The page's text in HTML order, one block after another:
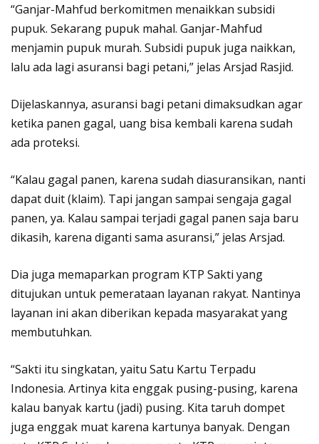
“Ganjar-Mahfud berkomitmen menaikkan subsidi
pupuk. Sekarang pupuk mahal. Ganjar-Mahfud
menjamin pupuk murah. Subsidi pupuk juga naikkan,
lalu ada lagi asuransi bagi petani,” jelas Arsjad Rasjid.
Dijelaskannya, asuransi bagi petani dimaksudkan agar
ketika panen gagal, uang bisa kembali karena sudah
ada proteksi.
“Kalau gagal panen, karena sudah diasuransikan, nanti
dapat duit (klaim). Tapi jangan sampai sengaja gagal
panen, ya. Kalau sampai terjadi gagal panen saja baru
dikasih, karena diganti sama asuransi,” jelas Arsjad.
Dia juga memaparkan program KTP Sakti yang
ditujukan untuk pemerataan layanan rakyat. Nantinya
layanan ini akan diberikan kepada masyarakat yang
membutuhkan.
“Sakti itu singkatan, yaitu Satu Kartu Terpadu
Indonesia. Artinya kita enggak pusing-pusing, karena
kalau banyak kartu (jadi) pusing. Kita taruh dompet
juga enggak muat karena kartunya banyak. Dengan